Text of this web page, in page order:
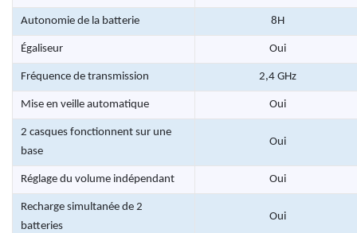
Autonomie de la batterie 8H
Égaliseur Oui
Fréquence de transmission 2,4 GHz
Mise en veille automatique Oui
2 casques fonctionnent sur une
base
Oui
Réglage du volume indépendant Oui
Recharge simultanée de 2
batteries
Oui